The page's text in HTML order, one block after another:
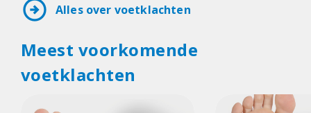
arrow_circle_right Alles over voetklachten
Meest voorkomende
voetklachten